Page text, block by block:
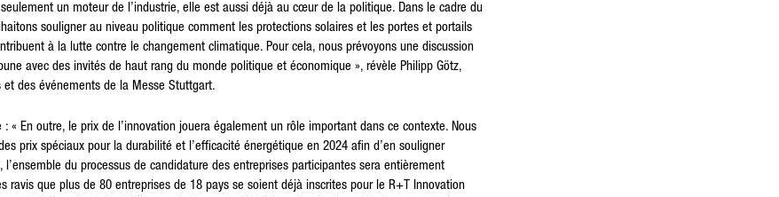
un moteur de l’industrie, elle est aussi déjà au cœur de la politique. Dans le cadre du
souligner au niveau politique comment les protections solaires et les portes et portails
à la lutte contre le changement climatique. Pour cela, nous prévoyons une discussion
avec des invités de haut rang du monde politique et économique », révèle Philipp Götz,
et des événements de la Messe Stuttgart.
« En outre, le prix de l’innovation jouera également un rôle important dans ce contexte. Nous
prix spéciaux pour la durabilité et l’efficacité énergétique en 2024 afin d’en souligner
l’ensemble du processus de candidature des entreprises participantes sera entièrement
ravis que plus de 80 entreprises de 18 pays se soient déjà inscrites pour le R+T Innovation